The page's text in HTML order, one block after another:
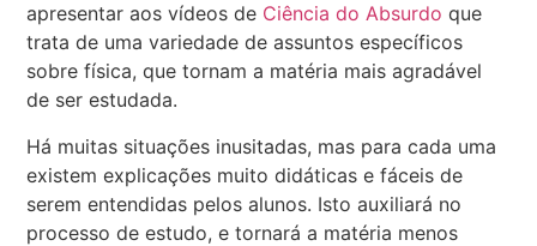
apresentar aos vídeos de Ciência do Absurdo que
trata de uma variedade de assuntos específicos
sobre física, que tornam a matéria mais agradável
de ser estudada.
Há muitas situações inusitadas, mas para cada uma
existem explicações muito didáticas e fáceis de
serem entendidas pelos alunos. Isto auxiliará no
processo de estudo, e tornará a matéria menos